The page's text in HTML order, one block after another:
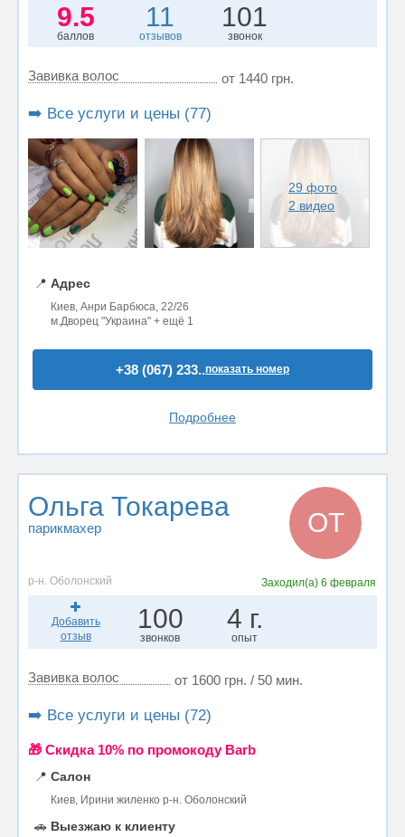
9.5
баллов
11
отзывов
101
звонок
Завивка волос от 1440 грн.
➡️ Все услуги и цены (77)
29 фото
2 видео
📍 Адрес
Киев, Анри Барбюса, 22/26
м.Дворец "Украина" + ещё 1
+38 (067) 233..показать номер
Подробнее
Ольга Токарева
парикмахер ОТ
р-н. Оболонский Заходил(а)6 февраля
Добавить
отзыв
100
звонков
4 г.
опыт
Завивка волос от 1600 грн. / 50 мин.
➡️ Все услуги и цены (72)
🎁 Cкидка 10% по промокоду Barb
📍 Салон
Киев, Ирини жиленко р-н. Оболонский
🚗 Выезжаю к клиенту